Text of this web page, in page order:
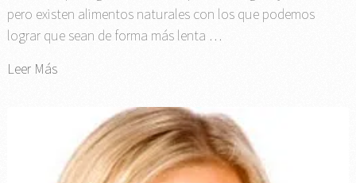
pero existen alimentos naturales con los que podemos
lograr que sean de forma más lenta …
Leer Más